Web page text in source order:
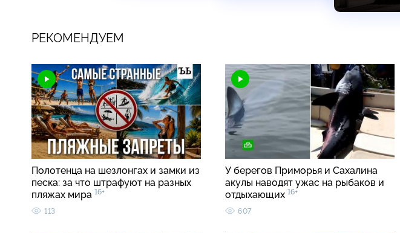
РЕКОМЕНДУЕМ
Полотенца на шезлонгах и замки из
песка: за что штрафуют на разных
пляжах мира 16+
113
У берегов Приморья и Сахалина
акулы наводят ужас на рыбаков и
отдыхающих 16+
607